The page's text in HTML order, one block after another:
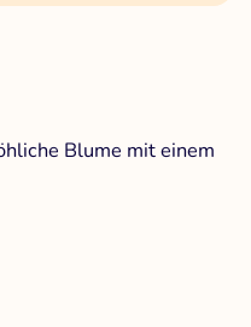
Blume mit einem